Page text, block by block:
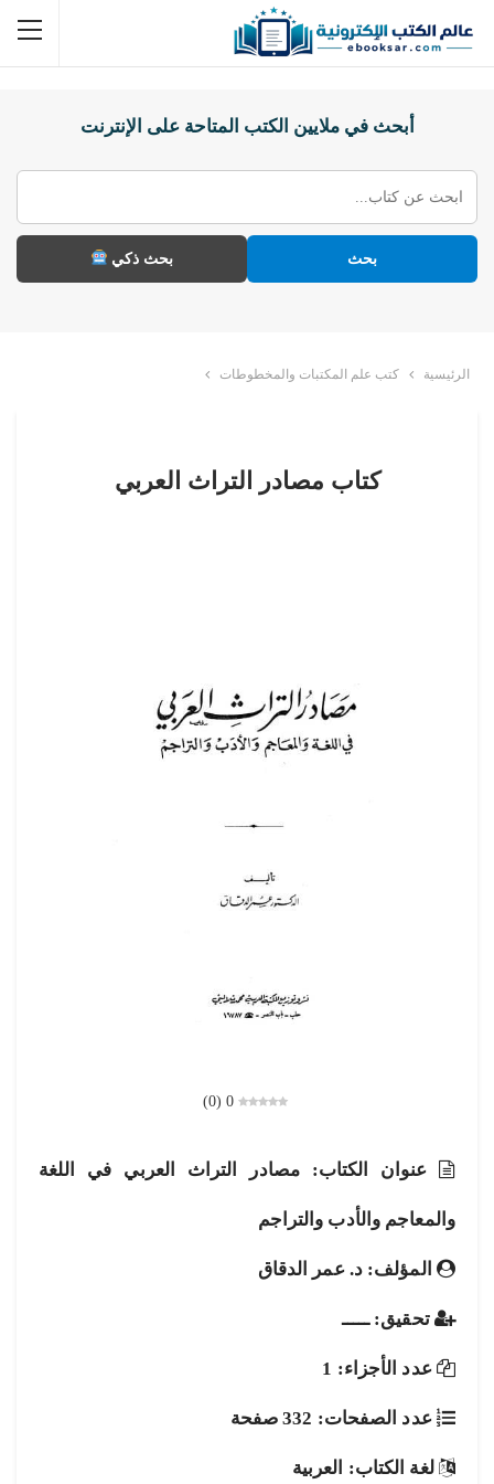
أبحث في ملايين الكتب المتاحة على الإنترنت
بحث بحث ذكي
الرئيسية كتب علم المكتبات والمخطوطات
كتاب مصادر التراث العربي
0
(
0
)
عنوان الكتاب: مصادر التراث العربي في اللغة
والمعاجم والأدب والتراجم
المؤلف: د. عمر الدقاق
تحقيق: ـــــ
عدد الأجزاء: 1
عدد الصفحات: 332 صفحة
لغة الكتاب: العربية